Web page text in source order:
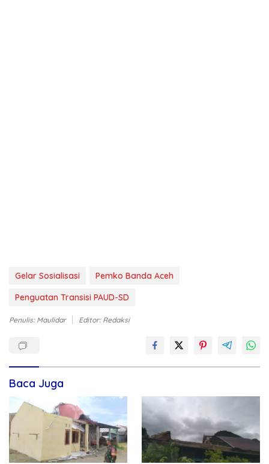
Gelar Sosialisasi
Pemko Banda Aceh
Penguatan Transisi PAUD-SD
Penulis: Maulidar Editor: Redaksi
Baca Juga